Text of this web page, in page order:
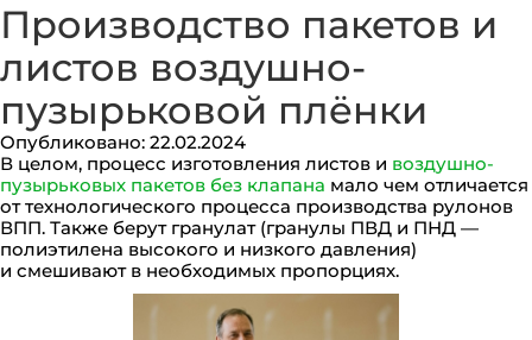
Производство пакетов и
листов воздушно-
пузырьковой плёнки
Опубликовано: 22.02.2024
В целом, процесс изготовления листов и воздушно-
пузырьковых пакетов без клапана мало чем отличается
от технологического процесса производства рулонов
ВПП. Также берут гранулат (гранулы ПВД и ПНД —
полиэтилена высокого и низкого давления)
и смешивают в необходимых пропорциях.